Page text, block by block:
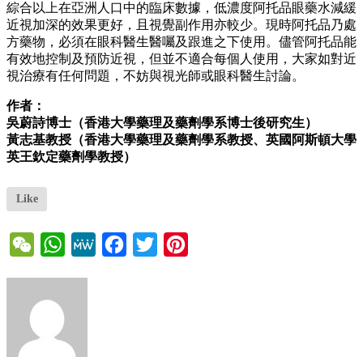
綜合以上在亞洲人口中的臨床數據，低濃度阿托品眼藥水減緩
近視加深的效果更好，且視覺副作用亦較少。現時阿托品乃處
方藥物，必須在眼科醫生醫囑及跟進之下使用。儘管阿托品能
有效地控制及預防近視，但並不適合每個人使用，大家如對近
視治療有任何問題，不妨與視光師或眼科醫生討論。
作者：
吳蔚詩博士（香港大學藥理及藥劑學系博士後研究生）
黃志基教授（香港大學藥理及藥劑學系教授、英國阿斯頓大學
英王欽定藥劑學教授）
Like
WeChatWhatsApp
MeWe FacebookTwitter